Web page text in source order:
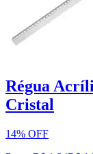
Régua
Cristal
14% OFF